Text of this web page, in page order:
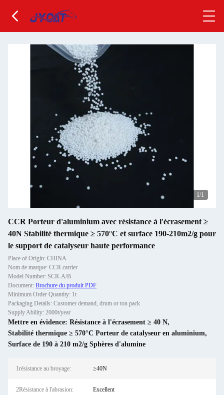
1/1
CCR Porteur d'aluminium avec résistance à l'écrasement ≥
40N Stabilité thermique ≥ 570°C et surface 190-210m2/g pour
le support de catalyseur haute performance
Place of Origin: CHINA
Nom de marque: CCR carrier
Model Number: SCR-A/B
Document: Brochure du produit PDF
Minimum Order Quantity: 1t
Packaging Details: Customer demand, drum or ton pack
Supply Ability: 2000t/year
Mettre en évidence: Résistance à l'écrasement ≥ 40 N,
Stabilité thermique ≥ 570°C Porteur de catalyseur en aluminium,
Surface de 190 à 210 m2/g Sphères d'alumine
1résistance au broyage: ≥40N
2Résistance à l'abrasion: Excellent